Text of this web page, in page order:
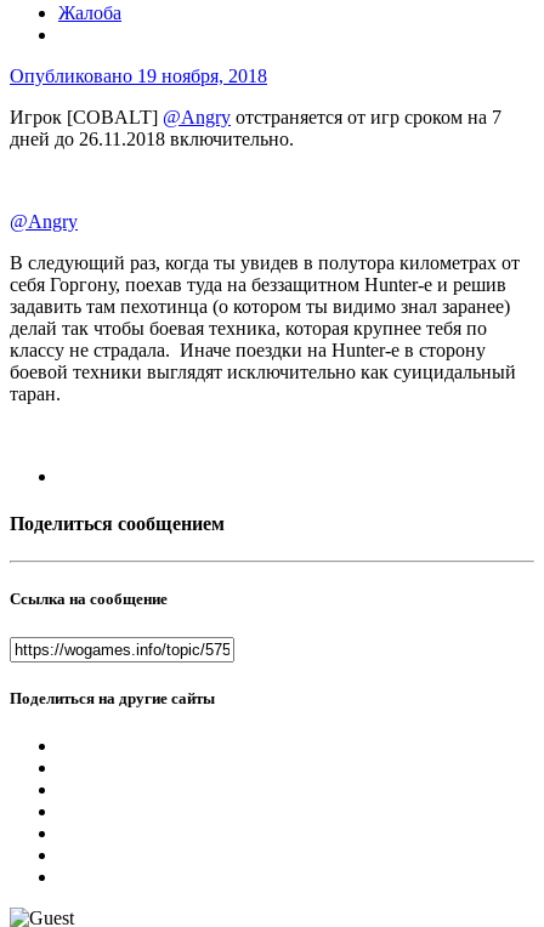
Жалоба
Опубликовано 19 ноября, 2018
Игрок [COBALT] @Angry отстраняется от игр сроком на 7
дней до 26.11.2018 включительно.
@Angry
В следующий раз, когда ты увидев в полутора километрах от
себя Горгону, поехав туда на беззащитном Hunter-е и решив
задавить там пехотинца (о котором ты видимо знал заранее)
делай так чтобы боевая техника, которая крупнее тебя по
классу не страдала. Иначе поездки на Hunter-е в сторону
боевой техники выглядят исключительно как суицидальный
таран.
Поделиться сообщением
Ссылка на сообщение
Поделиться на другие сайты